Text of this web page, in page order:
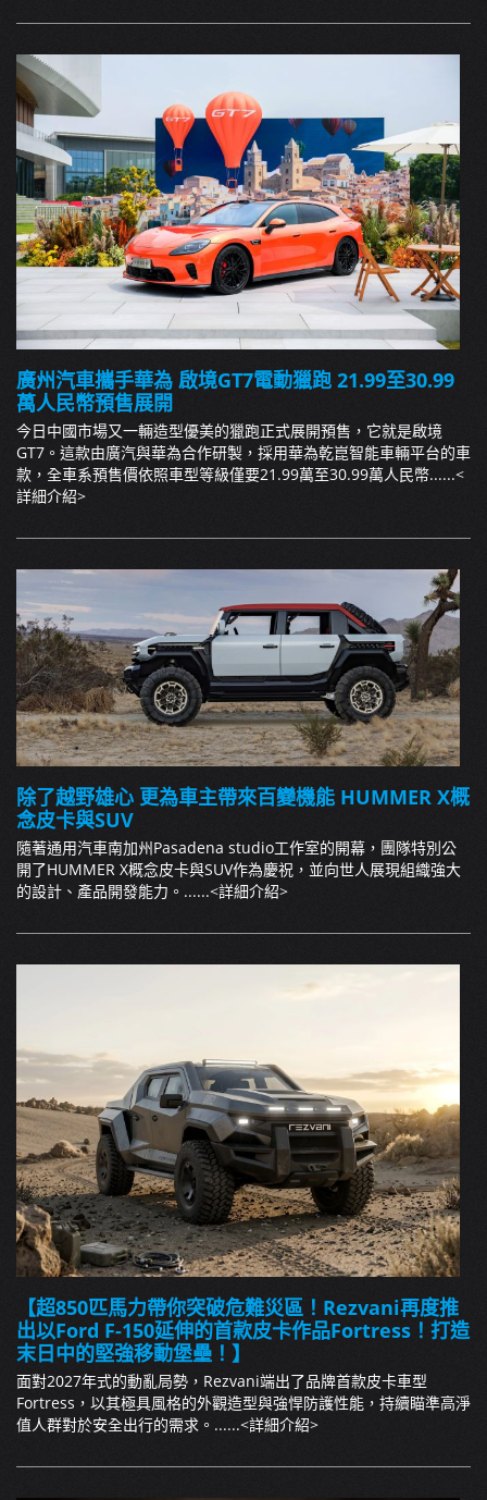
廣州汽車攜手華為 啟境GT7電動獵跑 21.99至30.99
萬人民幣預售展開
今日中國市場又一輛造型優美的獵跑正式展開預售，它就是啟境
GT7。這款由廣汽與華為合作研製，採用華為乾崑智能車輛平台的車
款，全車系預售價依照車型等級僅要21.99萬至30.99萬人民幣......<
詳細介紹>
除了越野雄心 更為車主帶來百變機能 HUMMER X概
念皮卡與SUV
隨著通用汽車南加州Pasadena studio工作室的開幕，團隊特別公
開了HUMMER X概念皮卡與SUV作為慶祝，並向世人展現組織強大
的設計、產品開發能力。......<詳細介紹>
【超850匹馬力帶你突破危難災區！Rezvani再度推
出以Ford F-150延伸的首款皮卡作品Fortress！打造
末日中的堅強移動堡壘！】
面對2027年式的動亂局勢，Rezvani端出了品牌首款皮卡車型
Fortress，以其極具風格的外觀造型與強悍防護性能，持續瞄準高淨
值人群對於安全出行的需求。......<詳細介紹>